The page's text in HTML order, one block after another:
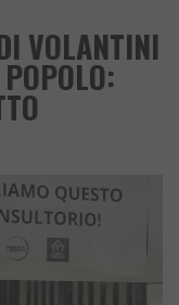
VOLANTINI